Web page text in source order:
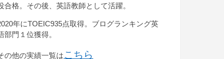
合格。その後、英語教師として活躍。
年にTOEIC935点取得。ブログランキング英
部門１位獲得。
の他の実績一覧はこちら